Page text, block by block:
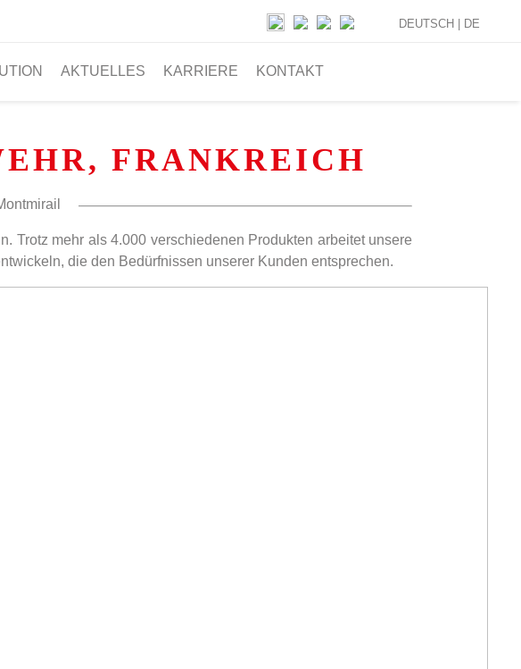
AKTUELLES KARRIERE KONTAKT
DEUTSCH | DE
FRANKREICH
Trotz mehr als 4.000 verschiedenen Produkten arbeitet unsere
die den Bedürfnissen unserer Kunden entsprechen.